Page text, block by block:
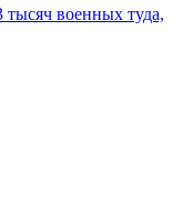
тысяч военных туда,